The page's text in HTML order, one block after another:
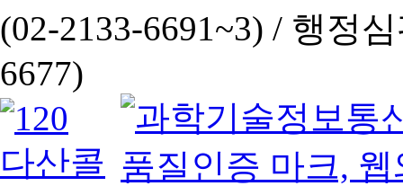
(02-2133-6691~3) / 행정심
6677)